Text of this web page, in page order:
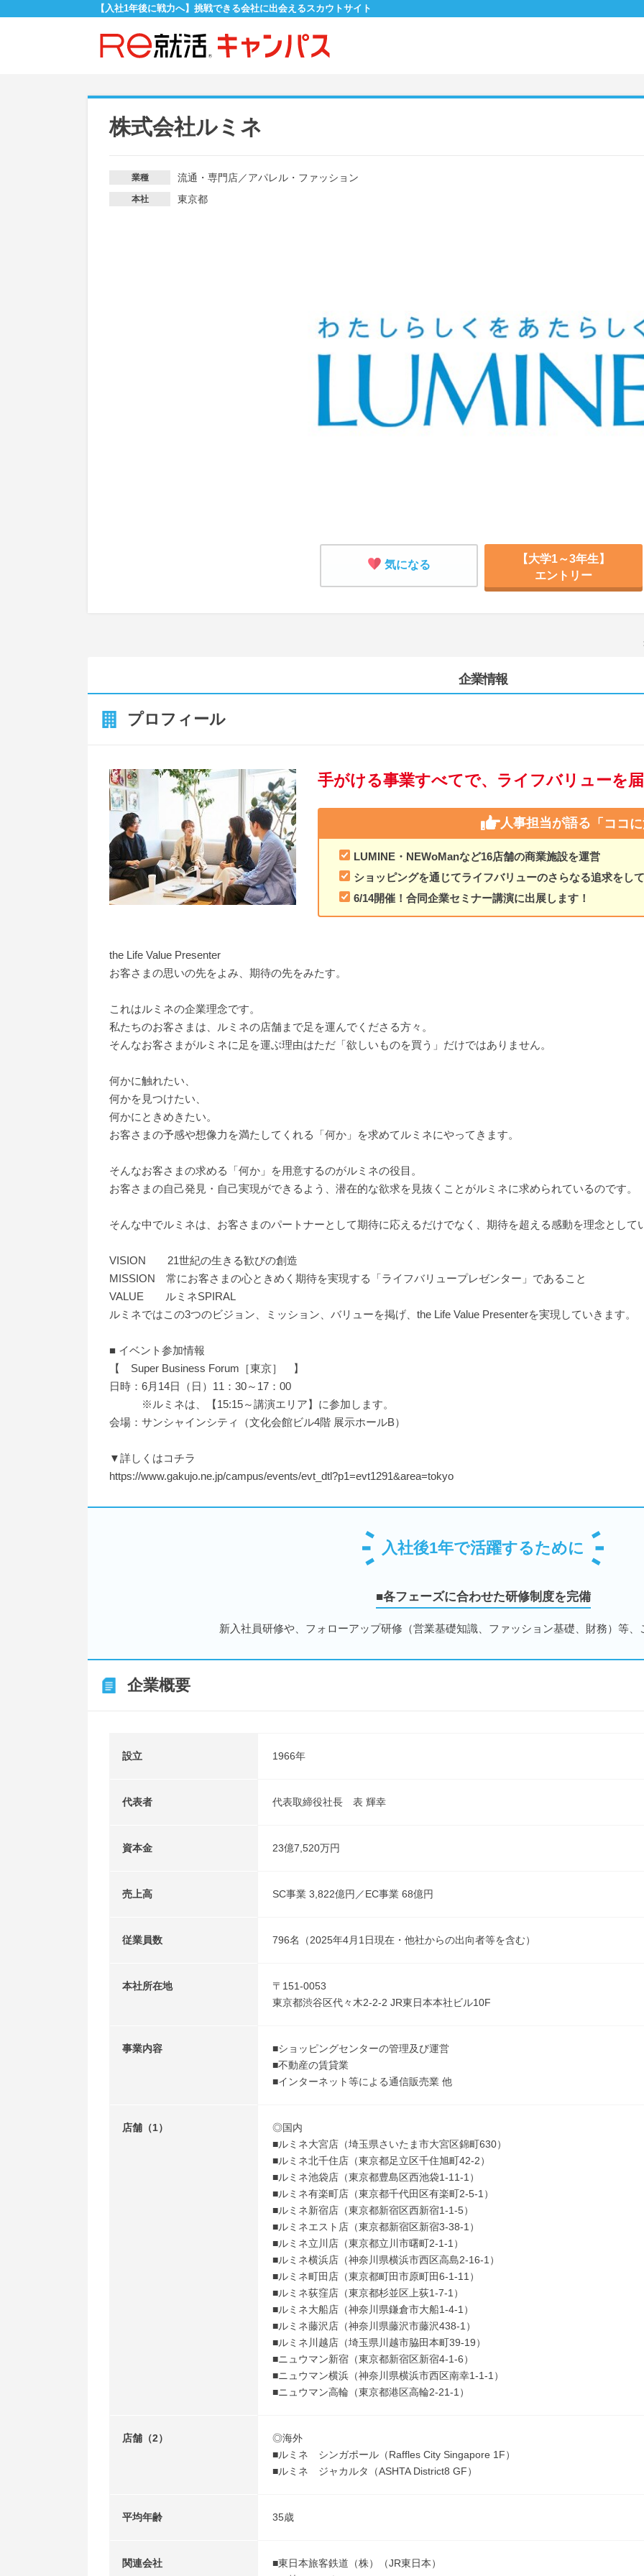
【入社1年後に戦力へ】挑戦できる会社に出会えるスカウトサイト
株式会社ルミネ
業種 流通・専門店／アパレル・ファッション
本社 東京都
気になる
【大学1～3年生】
エントリー
企業情報
プロフィール
手がける事業すべてで、ライフバリューを
人事担当が語る 「ココ
LUMINE・NEWoManなど16店舗の商業施設を運営
ショッピングを通じてライフバリューのさらなる追求をし
6/14開催！合同企業セミナー講演に出展します！
the Life Value Presenter
お客さまの思いの先をよみ、期待の先をみたす。
これはルミネの企業理念です。
私たちのお客さまは、ルミネの店舗まで足を運んでくださる方々。
そんなお客さまがルミネに足を運ぶ理由はただ「欲しいものを買う」だけではありません。
何かに触れたい、
何かを見つけたい、
何かにときめきたい。
お客さまの予感や想像力を満たしてくれる「何か」を求めてルミネにやってきます。
そんなお客さまの求める「何か」を用意するのがルミネの役目。
お客さまの自己発見・自己実現ができるよう、潜在的な欲求を見抜くことがルミネに求められているのです。
そんな中でルミネは、お客さまのパートナーとして期待に応えるだけでなく、期待を超える感動を理念として
VISION 21世紀の生きる歓びの創造
MISSION 常にお客さまの心ときめく期待を実現する「ライフバリュープレゼンター」であること
VALUE ルミネSPIRAL
ルミネではこの3つのビジョン、ミッション、バリューを掲げ、the Life Value Presenterを実現していきます。
■ イベント参加情報
【 Super Business Forum［東京］ 】
日時：6月14日（日）11：30～17：00
※ルミネは、【15:15～講演エリア】に参加します。
会場：サンシャインシティ（文化会館ビル4階 展示ホールB）
▼詳しくはコチラ
https://www.gakujo.ne.jp/campus/events/evt_dtl?p1=evt1291&area=tokyo
入社後1年で活躍するために
■各フェーズに合わせた研修制度を完備
新入社員研修や、フォローアップ研修（営業基礎知識、ファッション基礎、財務）等、
企業概要
設立 1966年
代表者 代表取締役社長 表 輝幸
資本金 23億7,520万円
売上高 SC事業 3,822億円／EC事業 68億円
従業員数 796名（2025年4月1日現在・他社からの出向者等を含む）
本社所在地
〒151-0053
東京都渋谷区代々木2-2-2 JR東日本本社ビル10F
事業内容
■ショッピングセンターの管理及び運営
■不動産の賃貸業
■インターネット等による通信販売業 他
店舗（1）
◎国内
■ルミネ大宮店（埼玉県さいたま市大宮区錦町630）
■ルミネ北千住店（東京都足立区千住旭町42-2）
■ルミネ池袋店（東京都豊島区西池袋1-11-1）
■ルミネ有楽町店（東京都千代田区有楽町2-5-1）
■ルミネ新宿店（東京都新宿区西新宿1-1-5）
■ルミネエスト店（東京都新宿区新宿3-38-1）
■ルミネ立川店（東京都立川市曙町2-1-1）
■ルミネ横浜店（神奈川県横浜市西区高島2-16-1）
■ルミネ町田店（東京都町田市原町田6-1-11）
■ルミネ荻窪店（東京都杉並区上荻1-7-1）
■ルミネ大船店（神奈川県鎌倉市大船1-4-1）
■ルミネ藤沢店（神奈川県藤沢市藤沢438-1）
■ルミネ川越店（埼玉県川越市脇田本町39-19）
■ニュウマン新宿（東京都新宿区新宿4-1-6）
■ニュウマン横浜（神奈川県横浜市西区南幸1-1-1）
■ニュウマン高輪（東京都港区高輪2-21-1）
店舗（2）
◎海外
■ルミネ シンガポール（Raffles City Singapore 1F）
■ルミネ ジャカルタ（ASHTA District8 GF）
平均年齢 35歳
関連会社
■東日本旅客鉄道（株）（JR東日本）